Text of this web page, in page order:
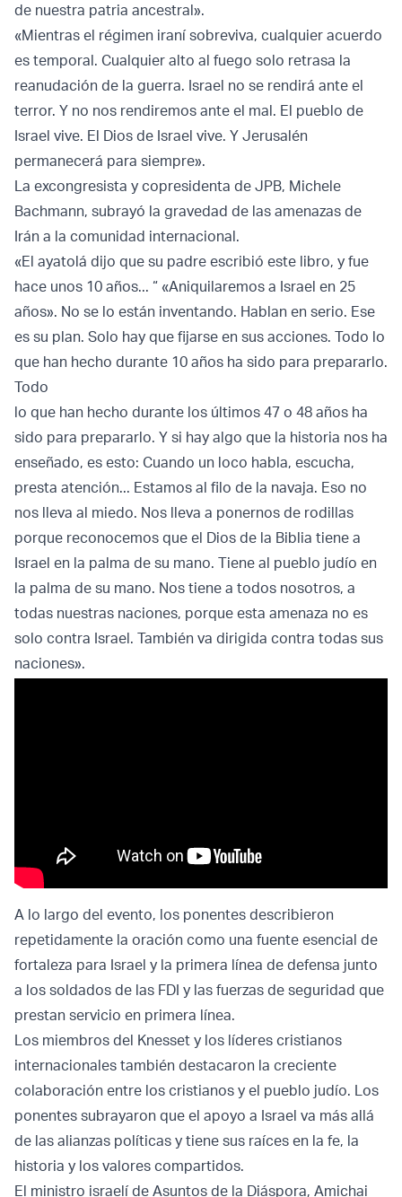
de nuestra patria ancestral».
«Mientras el régimen iraní sobreviva, cualquier acuerdo
es temporal. Cualquier alto al fuego solo retrasa la
reanudación de la guerra. Israel no se rendirá ante el
terror. Y no nos rendiremos ante el mal. El pueblo de
Israel vive. El Dios de Israel vive. Y Jerusalén
permanecerá para siempre».
La excongresista y copresidenta de JPB, Michele
Bachmann, subrayó la gravedad de las amenazas de
Irán a la comunidad internacional.
«El ayatolá dijo que su padre escribió este libro, y fue
hace unos 10 años... “ «Aniquilaremos a Israel en 25
años». No se lo están inventando. Hablan en serio. Ese
es su plan. Solo hay que fijarse en sus acciones. Todo lo
que han hecho durante 10 años ha sido para prepararlo.
Todo
lo que han hecho durante los últimos 47 o 48 años ha
sido para prepararlo. Y si hay algo que la historia nos ha
enseñado, es esto: Cuando un loco habla, escucha,
presta atención... Estamos al filo de la navaja. Eso no
nos lleva al miedo. Nos lleva a ponernos de rodillas
porque reconocemos que el Dios de la Biblia tiene a
Israel en la palma de su mano. Tiene al pueblo judío en
la palma de su mano. Nos tiene a todos nosotros, a
todas nuestras naciones, porque esta amenaza no es
solo contra Israel. También va dirigida contra todas sus
naciones».
A lo largo del evento, los ponentes describieron
repetidamente la oración como una fuente esencial de
fortaleza para Israel y la primera línea de defensa junto
a los soldados de las FDI y las fuerzas de seguridad que
prestan servicio en primera línea.
Los miembros del Knesset y los líderes cristianos
internacionales también destacaron la creciente
colaboración entre los cristianos y el pueblo judío. Los
ponentes subrayaron que el apoyo a Israel va más allá
de las alianzas políticas y tiene sus raíces en la fe, la
historia y los valores compartidos.
El ministro israelí de Asuntos de la Diáspora, Amichai